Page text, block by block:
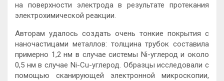
на поверхности электрода в результате протекания
электрохимической реакции.
Авторам удалось создать очень тонкие покрытия с
наночастицами металлов: толщина трубок составила
примерно 1,2 нм в случае системы Ni-углерод и около
0,5 нм в случае Ni-Cu-углерод. Образцы исследовали с
помощью сканирующей электронной микроскопии,